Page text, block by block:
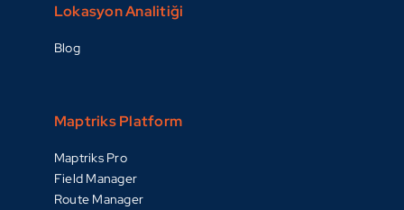
Lokasyon Analitiği
Blog
Maptriks Platform
Maptriks Pro
Field Manager
Route Manager